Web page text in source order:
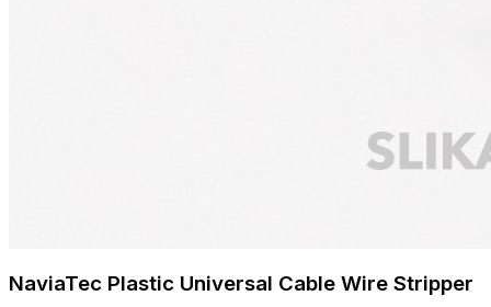
NaviaTec Plastic Universal Cable Wire Stripper